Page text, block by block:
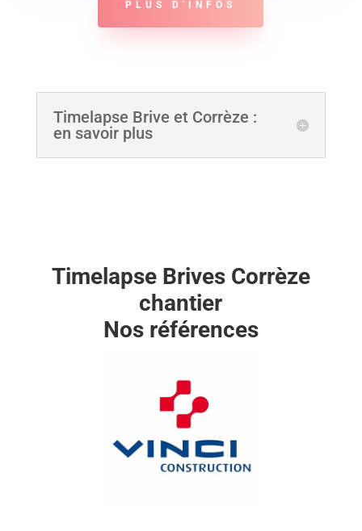
PLUS D'INFOS
Timelapse Brive et Corrèze :
en savoir plus
Timelapse Brives Corrèze
chantier
Nos références